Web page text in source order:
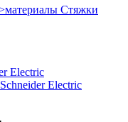
Стяжки
Electric
Electric